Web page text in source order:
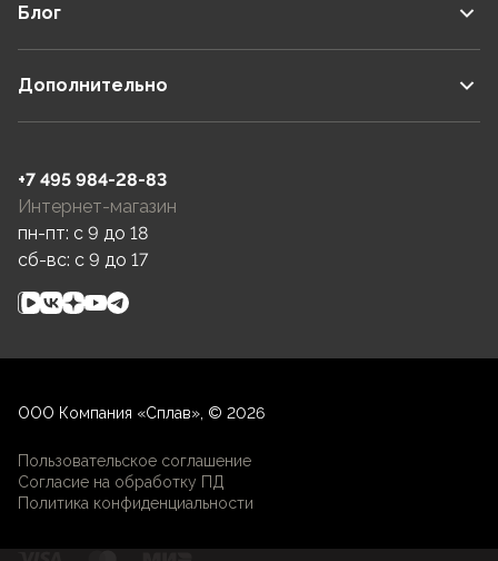
Блог
Дополнительно
+7 495 984-28-83
Интернет-магазин
пн-пт: c 9 до 18
сб-вс: c 9 до 17
ООО Компания «Сплав», © 2026
Пользовательское соглашение
Согласие на обработку ПД
Политика конфиденциальности